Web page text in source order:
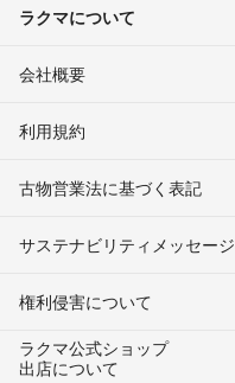
ラクマについて
会社概要
利用規約
古物営業法に基づく表記
サステナビリティメッセージ
権利侵害について
ラクマ公式ショップ
出店について